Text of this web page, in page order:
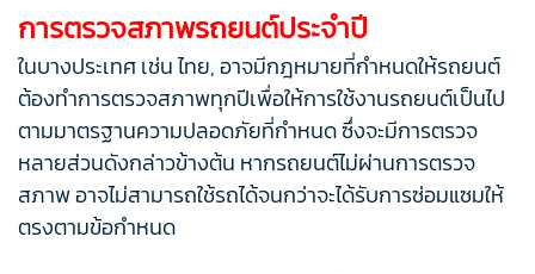
การตรวจสภาพรถยนต์ประจำปี
ในบางประเทศ เช่น ไทย, อาจมีกฎหมายที่กำหนดให้รถยนต์
ต้องทำการตรวจสภาพทุกปีเพื่อให้การใช้งานรถยนต์เป็นไป
ตามมาตรฐานความปลอดภัยที่กำหนด ซึ่งจะมีการตรวจ
หลายส่วนดังกล่าวข้างต้น หากรถยนต์ไม่ผ่านการตรวจ
สภาพ อาจไม่สามารถใช้รถได้จนกว่าจะได้รับการซ่อมแซมให้
ตรงตามข้อกำหนด